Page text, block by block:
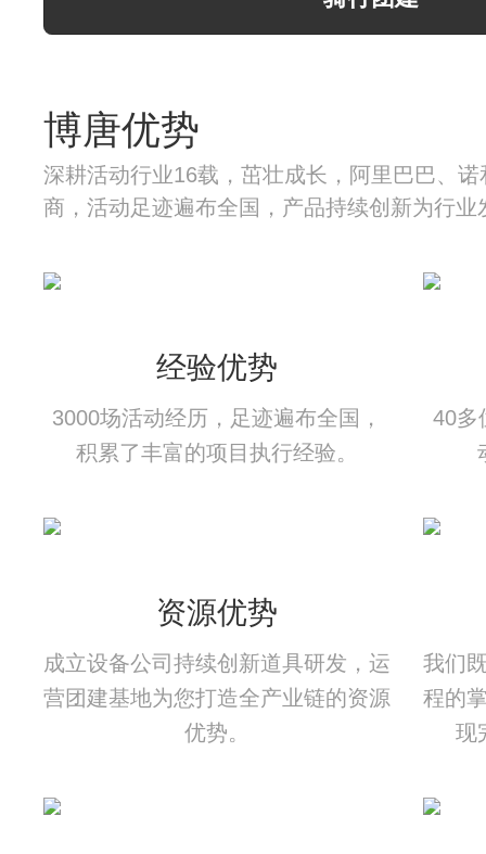
博唐优势
深耕活动行业16载，茁壮成长，阿里巴巴、
商，活动足迹遍布全国，产品持续创新为行业
经验优势
3000场活动经历，足迹遍布全国，
积累了丰富的项目执行经验。
40多
资源优势
成立设备公司持续创新道具研发，运
营团建基地为您打造全产业链的资源
优势。
我们
程的
现